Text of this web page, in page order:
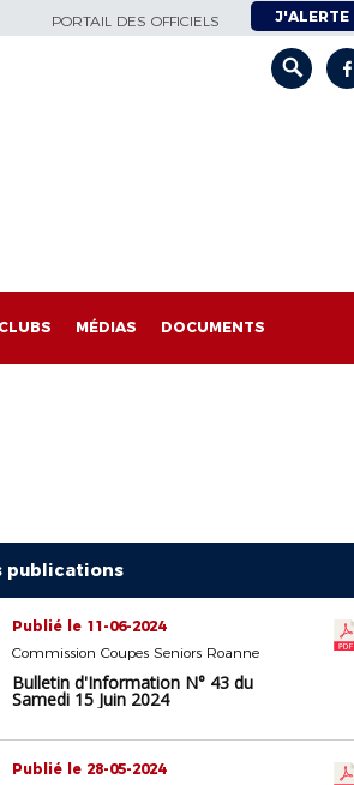
PORTAIL DES OFFICIELS J'ALERTE
CLUBS MÉDIAS DOCUMENTS
publications
Publié le 11-06-2024
Commission Coupes Seniors Roanne
Bulletin d'Information N° 43 du
Samedi 15 Juin 2024
Publié le 28-05-2024